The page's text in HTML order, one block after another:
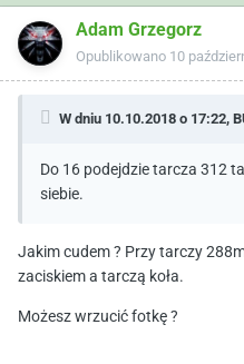
Adam Grzegorz
Opublikowano 10
W dniu 10.10.2018 o 17:22,
Do 16 podejdzie tarcza 312
siebie.
Jakim cudem ? Przy tarczy
zaciskiem a tarczą koła.
Możesz wrzucić fotkę ?